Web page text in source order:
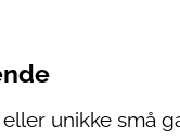
unikke små